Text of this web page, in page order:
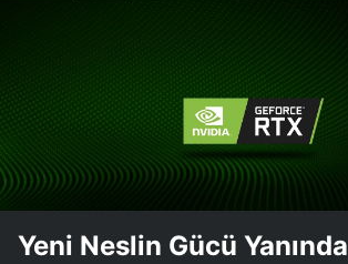
Yeni Neslin Gücü Yanında